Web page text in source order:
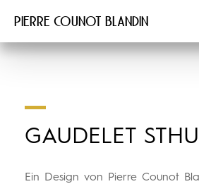
Pierre COUNOT BLANDIN
GAUDELET
Ein Design von Pierre Counot